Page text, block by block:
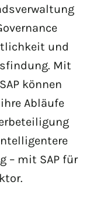
und
Mit
können
Abläufe
– mit SAP für